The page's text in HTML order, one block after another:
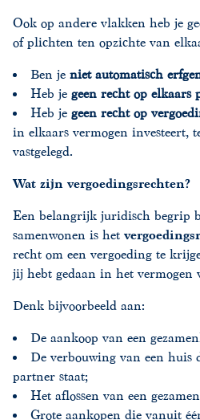
Ook op andere vlakken heb je
of plichten ten opzichte van
Ben je niet automatisch
Heb je geen recht op elkaars
Heb je geen recht op
in elkaars vermogen investeert,
vastgelegd.
Wat zijn vergoedingsrechten?
Een belangrijk juridisch begrip
samenwonen is het
recht om een vergoeding te
jij hebt gedaan in het vermogen
Denk bijvoorbeeld aan:
De aankoop van een
De verbouwing van een huis
partner staat;
Het aflossen van een
Grote aankopen die vanuit